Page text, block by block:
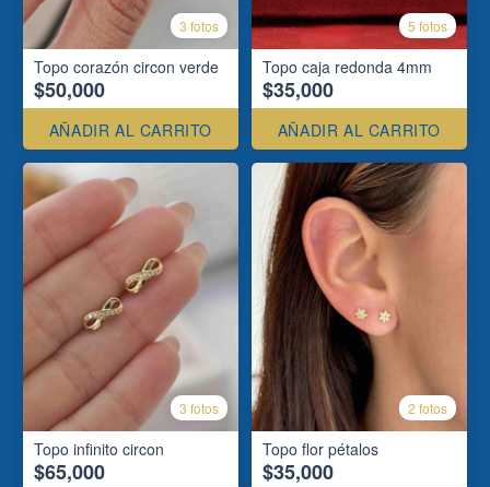
3 fotos
Topo corazón circon verde
$50,000
AÑADIR AL CARRITO
5 fotos
Topo caja redonda 4mm
$35,000
AÑADIR AL CARRITO
3 fotos
Topo infinito circon
$65,000
2 fotos
Topo flor pétalos
$35,000